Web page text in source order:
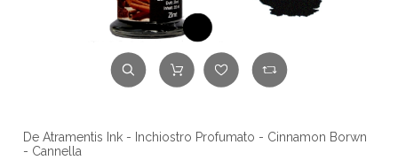
De Atramentis Ink - Inchiostro Profumato - Cinnamon Borwn
- Cannella